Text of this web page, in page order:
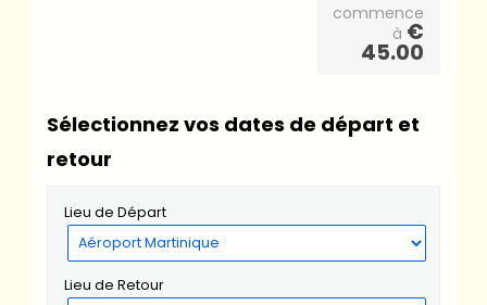
commence
à €
45.00
Sélectionnez vos dates de départ et
retour
Lieu de Départ
Lieu de Retour